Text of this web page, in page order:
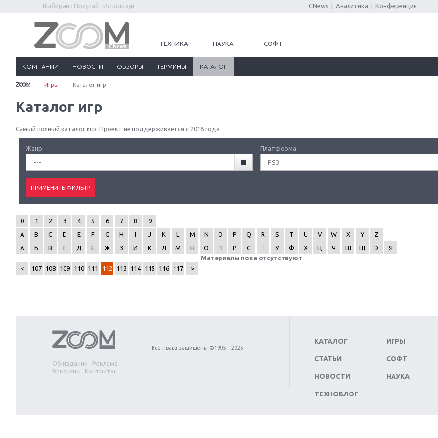
Выбирай : Покупай : Используй CNews Аналитика Конференции
ТЕХНИКА НАУКА СОФТ
КОМПАНИИ НОВОСТИ ОБЗОРЫ ТЕРМИНЫ КАТАЛОГ
Игры Каталог игр
Каталог игр
Самый полный каталог игр. Проект не поддерживается с 2016 года.
Жанр:
---
Платформа:
PS3
0 1 2 3 4 5 6 7 8
9
A
B C D E F G H I J K L M N O P Q R S T U V W X Y
Z
А
Б В Г Д Е Ж З И К Л М Н О П Р С Т У Ф Х Ц Ч Ш Щ Э
Я
Материалы пока отсутствуют
<
107 108 109 110 111 112 113 114 115 116 117 >
Next
Об издании
Реклама
Вакансии
Контакты
Все права защищены ©1995 – 2026
КАТАЛОГ
СТАТЬИ
НОВОСТИ
ТЕХНОБЛОГ
ИГРЫ
СОФТ
НАУКА